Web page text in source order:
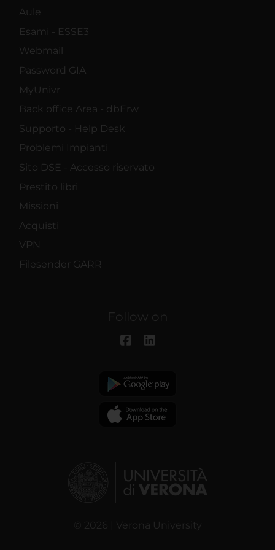
Aule
Esami - ESSE3
Webmail
Password GIA
MyUnivr
Back office Area - dbErw
Supporto - Help Desk
Problemi Impianti
Sito DSE - Accesso riservato
Prestito libri
Missioni
Acquisti
VPN
Filesender GARR
Follow on
© 2026 | Verona University